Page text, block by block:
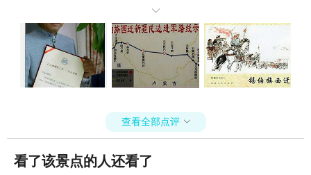
菜市场转坐五乡的出租车?每人五元或者摩的3元就可到达靖远寺。第
二种路线也可在伊宁市大世界直接坐去往67团的线路车（15元路程大
概25分钟）直达，跟司机师傅说到靖远寺没有不知道的！第三种路线
到伊宁市客运站窗口买票坐506公交车（费用6元路程大概50分钟）可
直达！希望光大游客到我的家乡能玩的开心，吃的快乐，跳的嗨皮牛
也哈哈哈....

查看全部点评 
看了该景点的人还看了